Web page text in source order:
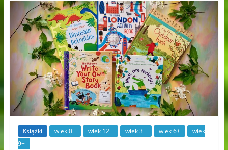
Książki wiek 0+ wiek 12+ wiek 3+ wiek 6+
wiek
9+